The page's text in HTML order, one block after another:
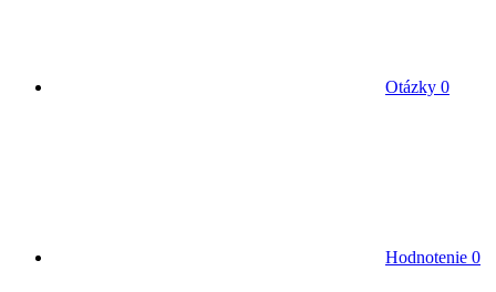
Otázky 0
Hodnotenie 0